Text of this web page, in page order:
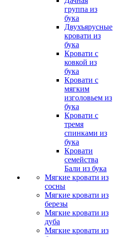
группа из
бука
Двухъярусные
кровати из
бука
Кровати с
ковкой из
бука
Кровати с
мягким
изголовьем из
бука
Кровати с
тремя
спинками из
бука
Кровати
семейства
Бали из бука
Мягкие кровати из
сосны
Мягкие кровати из
березы
Мягкие кровати из
дуба
Мягкие кровати из